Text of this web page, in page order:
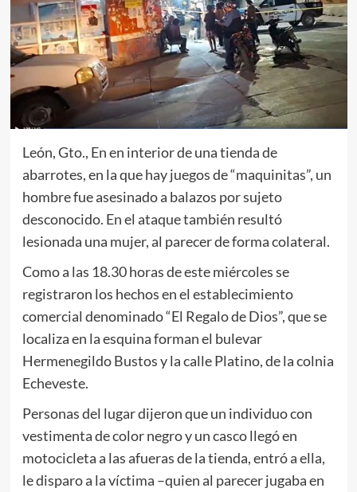
León, Gto., En en interior de una tienda de
abarrotes, en la que hay juegos de “maquinitas”, un
hombre fue asesinado a balazos por sujeto
desconocido. En el ataque también resultó
lesionada una mujer, al parecer de forma colateral.
Como a las 18.30 horas de este miércoles se
registraron los hechos en el establecimiento
comercial denominado “El Regalo de Dios”, que se
localiza en la esquina forman el bulevar
Hermenegildo Bustos y la calle Platino, de la colnia
Echeveste.
Personas del lugar dijeron que un individuo con
vestimenta de color negro y un casco llegó en
motocicleta a las afueras de la tienda, entró a ella,
le disparo a la víctima –quien al parecer jugaba en